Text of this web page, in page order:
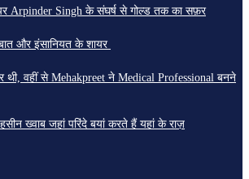
Arpinder Singh के संघर्ष से गोल्ड तक का सफ़र
और इंसानियत के शायर
थी, वहीं से Mehakpreet ने Medical Professional बनने
ख्वाब जहां परिंदे बयां करते हैं यहां के राज़